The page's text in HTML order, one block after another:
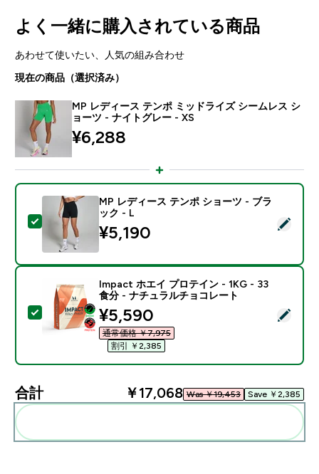
よく一緒に購入されている商品
あわせて使いたい、人気の組み合わせ
現在の商品（選択済み）
MP レディース テンポ ミッドライズ シームレス シ
ョーツ - ナイトグレー - XS
¥6,288‎
この商品を選択 - MP レディース テンポ ショーツ -
MP レディース テンポ ショーツ - ブラ
ック - L
¥5,190‎
この商品を選択 - Impact ホエイ プロテイン - 1KG -
Impact ホエイ プロテイン - 1KG - 33
食分 - ナチュラルチョコレート
discounted price
¥5,590‎
通常価格 ￥7,975‎
割引 ￥2,385‎
合計 ￥17,068‎ Was ￥19,453‎ Save ￥2,385‎